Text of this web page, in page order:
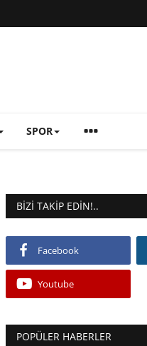
SPOR
BIZI TAKIP EDIN!..
Facebook
Youtube
POPÜLER HABERLER